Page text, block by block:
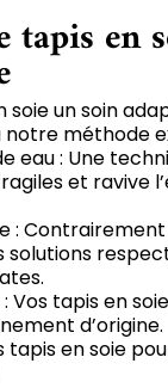
tapis en
soie un soin
méthode
eau : Une
et ravive
:
solutions
: Vos tapis en
d’origine.
tapis en soie